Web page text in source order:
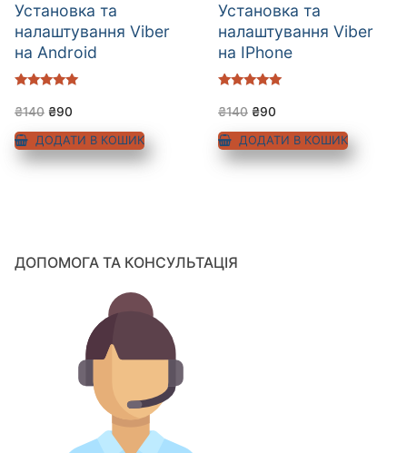
Установка та
налаштування Viber
на Android
5.00
₴140 ₴90
ДОДАТИ В КОШИК
Установка та
налаштування Viber
на IPhone
5.00
₴140 ₴90
ДОДАТИ В КОШИК
ДОПОМОГА ТА КОНСУЛЬТАЦІЯ